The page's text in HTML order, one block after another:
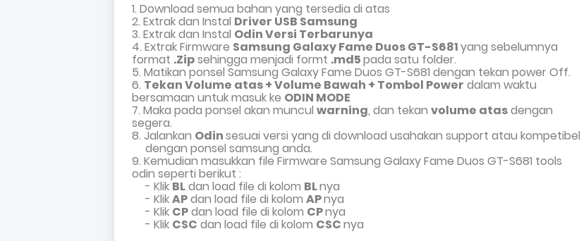
1. Download semua bahan yang tersedia di atas
2. Extrak dan Instal Driver USB Samsung
3. Extrak dan Instal Odin Versi Terbarunya
4. Extrak Firmware Samsung Galaxy Fame Duos GT-S681yang sebelumnya
format .Zipsehingga menjadi formt .md5pada satu folder.
5. Matikan ponsel Samsung Galaxy Fame Duos GT-S681 dengan tekan power Off.
6. Tekan Volume atas + Volume Bawah + Tombol Power dalam waktu
bersamaan untuk masuk ke ODIN MODE
7. Maka pada ponsel akan muncul warning, dan tekan volume atasdengan
segera.
8. Jalankan Odinsesuai versi yang di download usahakan support atau kompetibel
dengan ponsel samsung anda.
9. Kemudian masukkan file Firmware Samsung Galaxy Fame Duos GT-S681 tools
odin seperti berikut :
- Klik BLdan load file di kolom BLnya
- KlikAPdan load file di kolom APnya
- Klik CPdan load file di kolom CPnya
- Klik CSC dan load file di kolom CSCnya